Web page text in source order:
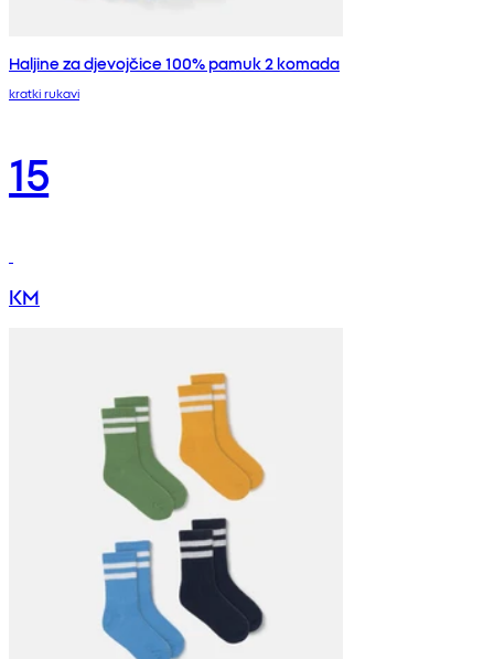
Haljine za djevojčice 100% pamuk 2 komada
kratki rukavi
15
KM